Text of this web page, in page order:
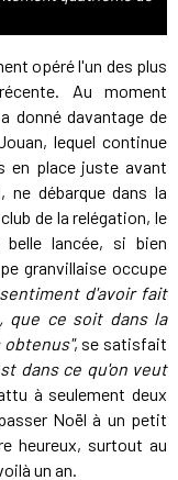
opéré l'un des plus
Au moment
donné davantage de
lequel continue
en place juste avant
ne débarque dans la
de la relégation, le
lancée, si bien
granvillaise occupe
d'avoir fait
que ce soit dans la
, se satisfait
dans ce qu'on veut
à seulement deux
Noël à un petit
heureux, surtout au
un an.